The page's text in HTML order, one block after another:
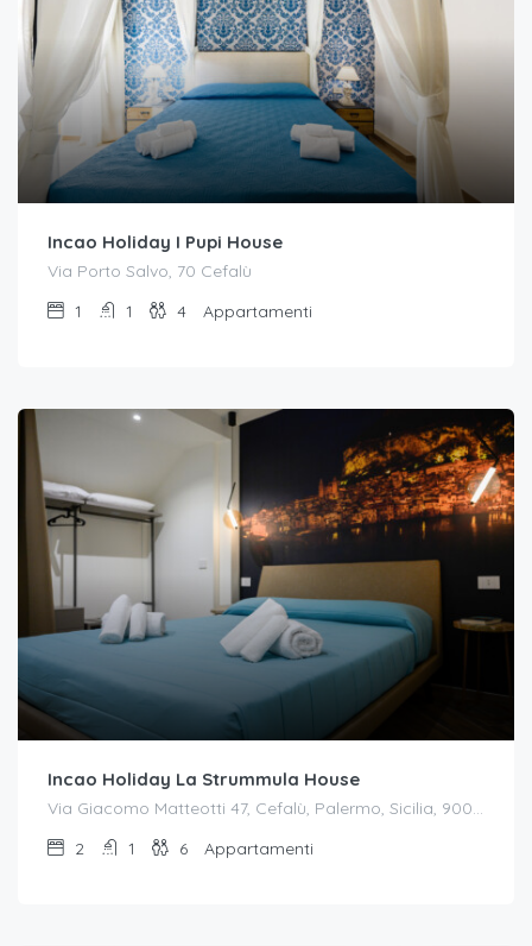
Incao Holiday I Pupi House
Via Porto Salvo, 70 Cefalù
1
1 4 Appartamenti
Incao Holiday La Strummula House
Via Giacomo Matteotti 47, Cefalù, Palermo, Sicilia, 90015, Italia
2
1 6 Appartamenti